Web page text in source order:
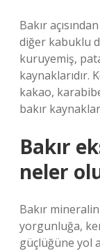
Bakır
diğer kabuklu
kuruyemiş,
kaynaklarıdır.
kakao,
bakır
Bakır
neler
Bakır
yorgunluğa,
güçlüğüne yol